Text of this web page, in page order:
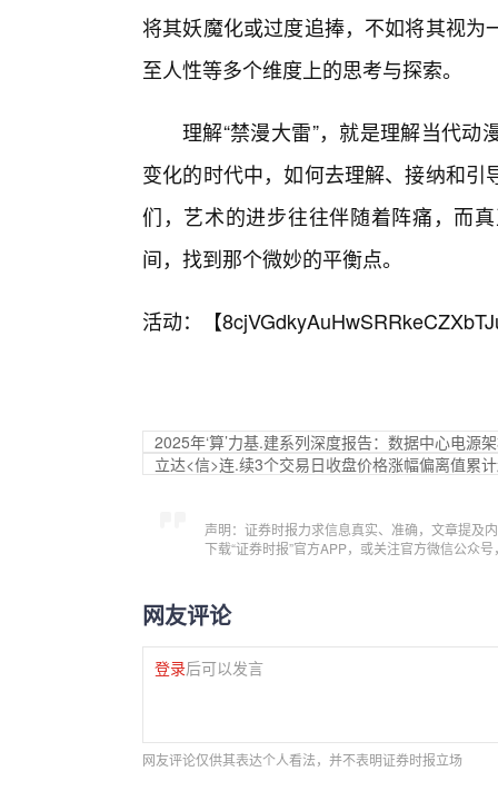
将其妖魔化或过度追捧，不如将其视
至人性等多个维度上的思考与探索。
理解“禁漫大雷”，就是理解当代
变化的时代中，如何去理解、接纳和
们，艺术的进步往往伴随着阵痛，而
间，找到那个微妙的平衡点。
活动：【
2025年‘算’力基.建系列深度报告：数据中心电源
立达<信>连.续3个交易日收盘价格涨幅偏离值累
声明：证券时报力求信息真实、准确，文章提及
下载“证券时报”官方APP，或关注官方微信公众
网友评论
登录后可以发言
网友评论仅供其表达个人看法，并不表明证券时报立场